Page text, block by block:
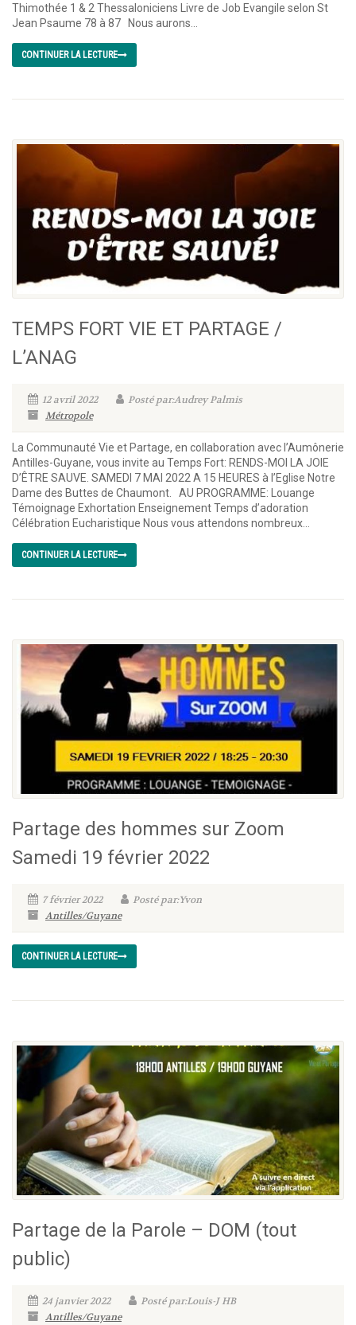
Thimothée 1 & 2 Thessaloniciens Livre de Job Evangile selon St
Jean Psaume 78 à 87 Nous aurons...
CONTINUER LA LECTURE
TEMPS FORT VIE ET PARTAGE /
L’ANAG
12 avril 2022
Posté par:Audrey Palmis
Métropole
La Communauté Vie et Partage, en collaboration avec l’Aumônerie
Antilles-Guyane, vous invite au Temps Fort: RENDS-MOI LA JOIE
D’ÊTRE SAUVE. SAMEDI 7 MAI 2022 A 15 HEURES à l’Eglise Notre
Dame des Buttes de Chaumont. AU PROGRAMME: Louange
Témoignage Exhortation Enseignement Temps d’adoration
Célébration Eucharistique Nous vous attendons nombreux...
CONTINUER LA LECTURE
Partage des hommes sur Zoom
Samedi 19 février 2022
7 février 2022
Posté par:Yvon
Antilles/Guyane
CONTINUER LA LECTURE
Partage de la Parole – DOM (tout
public)
24 janvier 2022
Posté par:Louis-J HB
Antilles/Guyane